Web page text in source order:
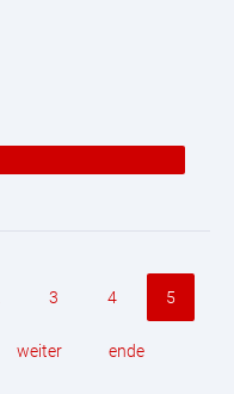
3 4 5
weiter ende